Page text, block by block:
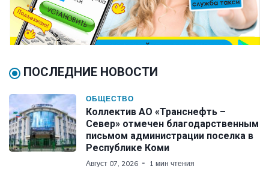
ПОСЛЕДНИЕ НОВОСТИ
ОБЩЕСТВО
Коллектив АО «Транснефть –
Север» отмечен благодарственным
письмом администрации поселка в
Республике Коми
Август 07, 2026 1 мин чтения